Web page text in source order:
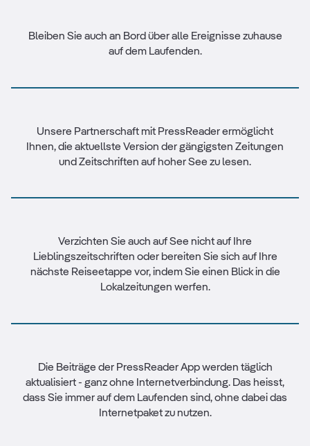
Bleiben Sie auch an Bord über alle Ereignisse zuhause
auf dem Laufenden.
Unsere Partnerschaft mit PressReader ermöglicht
Ihnen, die aktuellste Version der gängigsten Zeitungen
und Zeitschriften auf hoher See zu lesen.
Verzichten Sie auch auf See nicht auf Ihre
Lieblingszeitschriften oder bereiten Sie sich auf Ihre
nächste Reiseetappe vor, indem Sie einen Blick in die
Lokalzeitungen werfen.
Die Beiträge der PressReader App werden täglich
aktualisiert - ganz ohne Internetverbindung. Das heisst,
dass Sie immer auf dem Laufenden sind, ohne dabei das
Internetpaket zu nutzen.